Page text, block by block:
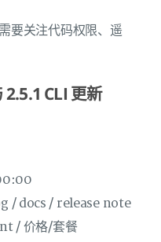
要关注代码权限、遥
CLI 更新
/ docs / release note
/ 价格/套餐